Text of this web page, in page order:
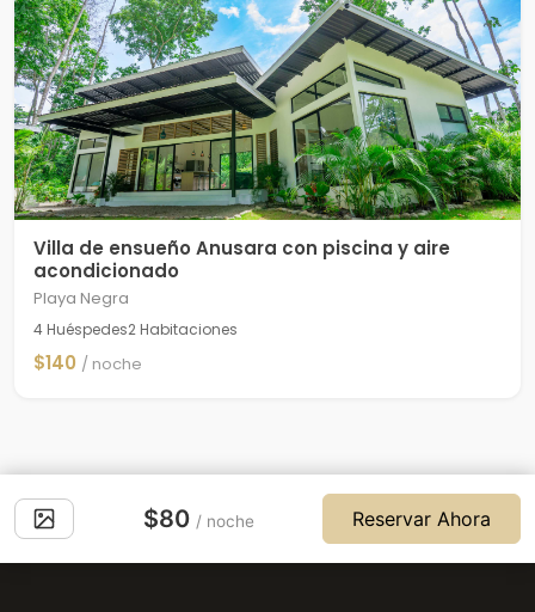
Villa de ensueño Anusara con piscina y aire
acondicionado
Playa Negra
4 Huéspedes2 Habitaciones
$140 / noche
$80 / noche Reservar Ahora